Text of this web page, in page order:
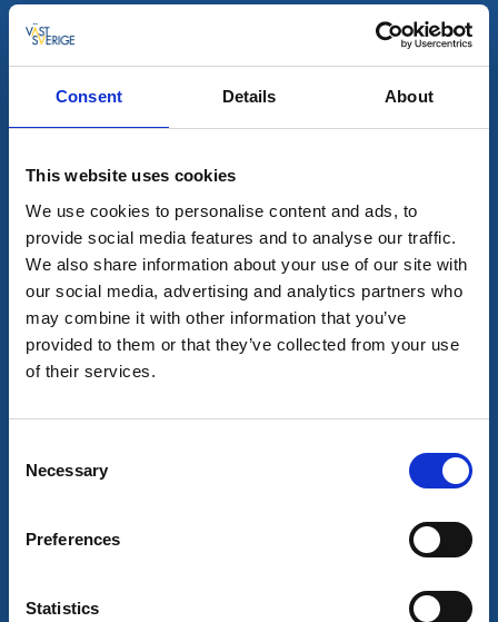
Consent Details About
This website uses cookies
We use cookies to personalise content and ads, to
provide social media features and to analyse our traffic.
We also share information about your use of our site with
our social media, advertising and analytics partners who
may combine it with other information that you’ve
provided to them or that they’ve collected from your use
of their services.
Selection
Necessary
Preferences
Statistics
Julmarknader i Alingsås
Fynda i välfyllda bodar, strosa runt bland julglimrande
hantverk och unna dig lokalproducerade delikatesser.
Visst är det mysigt med julmarknader! Här listar vi
julmarknader i Alingsås med omnejd.
Hela evenemangskalendern